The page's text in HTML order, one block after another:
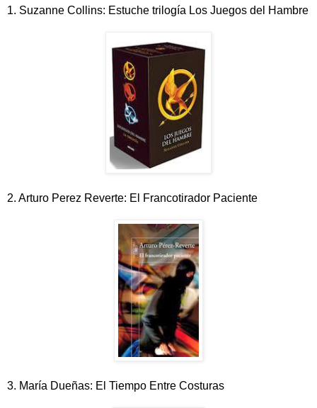
1. Suzanne Collins: Estuche trilogía Los Juegos del Hambre
2. Arturo Perez Reverte: El Francotirador Paciente
3. María Dueñas: El Tiempo Entre Costuras